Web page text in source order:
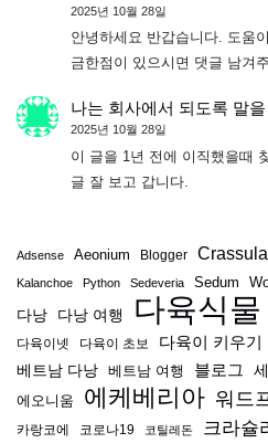
2025년 10월 28일
안녕하세요 반갑습니다. 도움
금한점이 있으시면 댓글 남겨
나는 회사에서 되도록 말
2025년 10월 28일
이 글을 1년 전에 이직했을때
글 잘 보고 갑니다.
Adsense Aeonium Blogger Crassula
Kalanchoe Python Sedeveria Sedum
다낭 다낭 여행 다육식물
다육이넷 다육이 초보 다육이 키우기
베트남 다낭 베트남 여행 블로그
에오니움 에케베리아 워드
카랑코에 코로나19 코틸레돈 크라슐